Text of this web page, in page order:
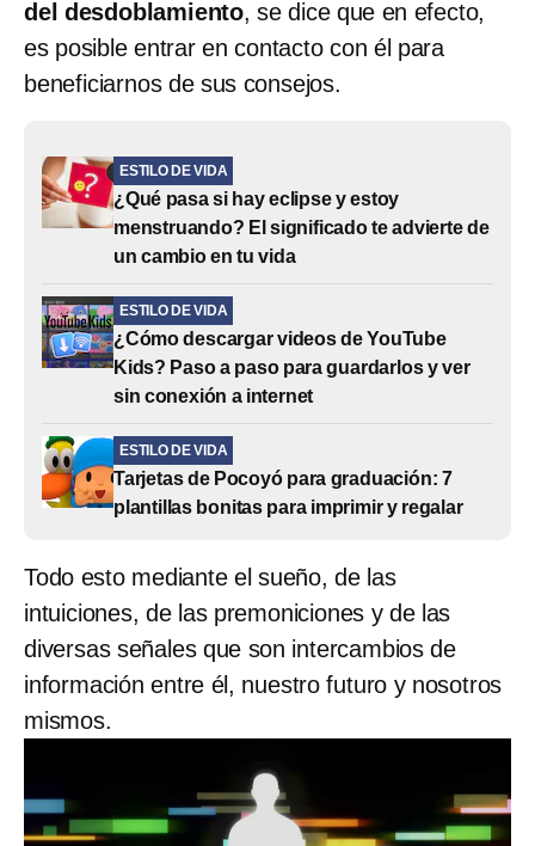
del desdoblamiento, se dice que en efecto,
es posible entrar en contacto con él para
beneficiarnos de sus consejos.
ESTILO DE VIDA
¿Qué pasa si hay eclipse y estoy
menstruando? El significado te advierte de
un cambio en tu vida
ESTILO DE VIDA
¿Cómo descargar videos de YouTube
Kids? Paso a paso para guardarlos y ver
sin conexión a internet
ESTILO DE VIDA
Tarjetas de Pocoyó para graduación: 7
plantillas bonitas para imprimir y regalar
Todo esto mediante el sueño, de las
intuiciones, de las premoniciones y de las
diversas señales que son intercambios de
información entre él, nuestro futuro y nosotros
mismos.